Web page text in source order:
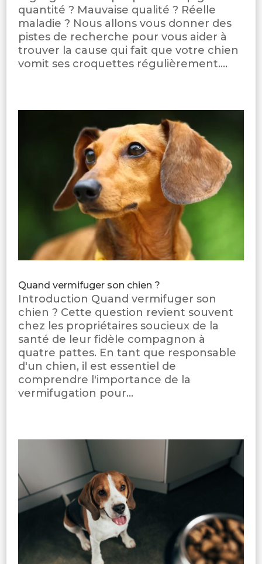
quantité ? Mauvaise qualité ? Réelle
maladie ? Nous allons vous donner des
pistes de recherche pour vous aider à
trouver la cause qui fait que votre chien
vomit ses croquettes régulièrement....
Quand vermifuger son chien ?
Introduction Quand vermifuger son
chien ? Cette question revient souvent
chez les propriétaires soucieux de la
santé de leur fidèle compagnon à
quatre pattes. En tant que responsable
d'un chien, il est essentiel de
comprendre l'importance de la
vermifugation pour...